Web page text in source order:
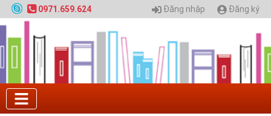
0971.659.624 Đăng nhập Đăng ký
Tuyển sinh 2025, Khoa kỹ thuật hạ tầng và môi
trường đô thị - Đại học Kiến trúc Hà Nội
Chính sách thanh toán
Điều khoản dịch vụ